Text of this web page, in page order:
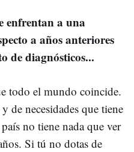
enfrentan a una
a años anteriores
de diagnósticos...
todo el mundo coincide.
de necesidades que tiene
no tiene nada que ver
Si tú no dotas de